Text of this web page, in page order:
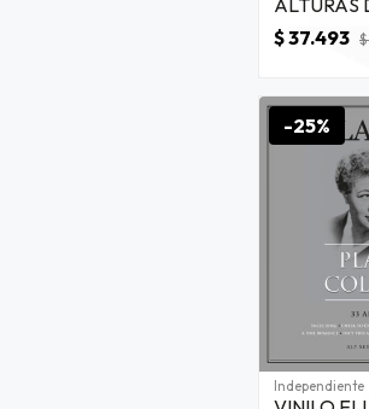
ALTURAS
PICCHU
$ 37.493
-25%
Independiente